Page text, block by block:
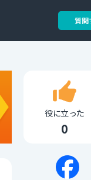
質問
役に立った
0